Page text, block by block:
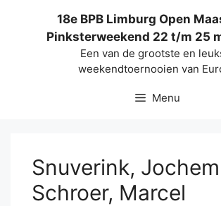
18e BPB Limburg Open
Pinksterweekend 22 t/m 25
Een van de grootste en
weekendtoernooien van
Menu
Snuverink,
Schroer, Marcel